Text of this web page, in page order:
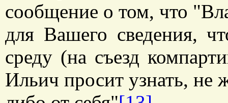
сообщение о том, что
для Вашего сведения,
среду (на съезд
Ильич просит узнать, не